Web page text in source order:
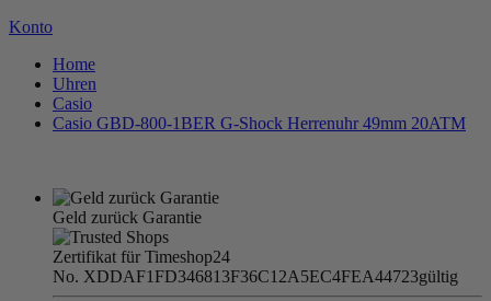
Konto
Home
Uhren
Casio
Casio GBD-800-1BER G-Shock Herrenuhr 49mm 20ATM
Geld zurück Garantie
Zertifikat für Timeshop24
No. XDDAF1FD346813F36C12A5EC4FEA44723gültig